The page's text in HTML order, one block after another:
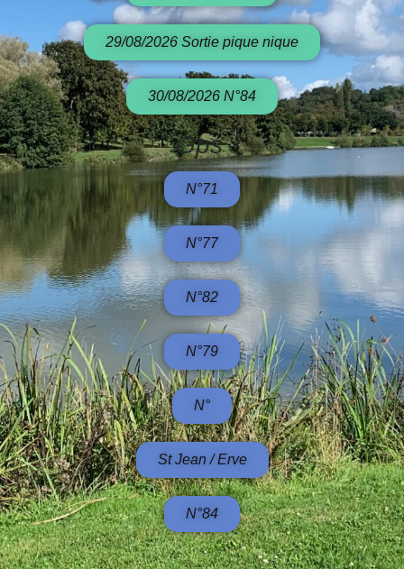
29/08/2026 Sortie pique nique
30/08/2026 N°84
Gps
N°71
N°77
N°82
N°79
N°
St Jean / Erve
N°84